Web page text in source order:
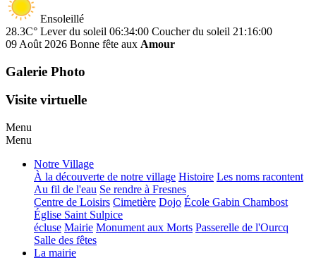
Ensoleillé
28.3C° Lever du soleil 06:34:00 Coucher du soleil 21:16:00
09 Août 2026 Bonne fête aux Amour
Galerie Photo
Visite virtuelle
Menu
Menu
Notre Village
À la découverte de notre village Histoire Les noms racontent
Au fil de l'eau Se rendre à Fresnes
Centre de Loisirs Cimetière Dojo École Gabin Chambost
Église Saint Sulpice
écluse Mairie Monument aux Morts Passerelle de l'Ourcq
Salle des fêtes
La mairie